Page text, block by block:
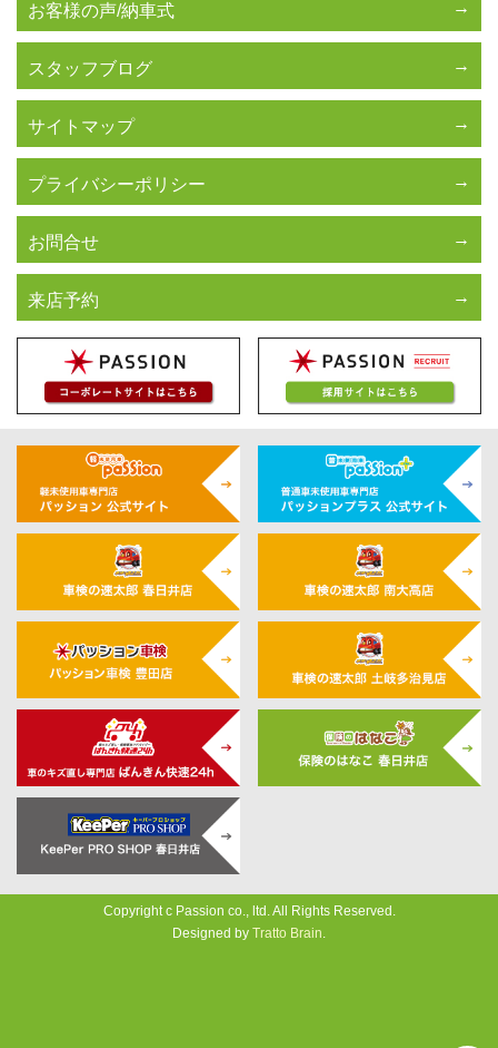
お客様の声/納車式
スタッフブログ
サイトマップ
プライバシーポリシー
お問合せ
来店予約
Copyright c Passion co., ltd. All Rights Reserved.
Designed by Tratto Brain.